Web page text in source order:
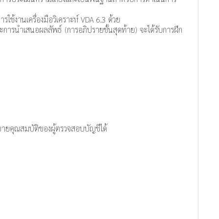
ช้งานเครื่องมือวิเคราะห์ VDA 6.3 ด้วย
ารนำเสนอผลลัพธ์ (การอภิปรายขั้นสุดท้าย) จะได้รับการฝึก
ายคุณสมบัติของผู้ตรวจสอบบัญชีได้